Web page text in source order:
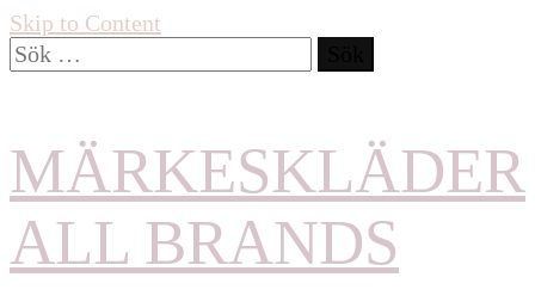
Skip to Content
Sök
efter:
MÄRKESKLÄDER
ALL BRANDS